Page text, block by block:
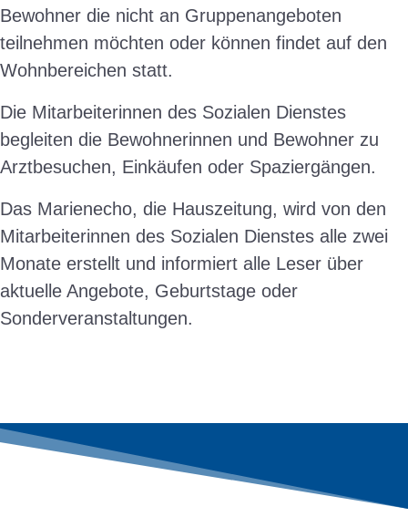
Bewohner die nicht an Gruppenangeboten
teilnehmen möchten oder können findet auf den
Wohnbereichen statt.
Die Mitarbeiterinnen des Sozialen Dienstes
begleiten die Bewohnerinnen und Bewohner zu
Arztbesuchen, Einkäufen oder Spaziergängen.
Das Marienecho, die Hauszeitung, wird von den
Mitarbeiterinnen des Sozialen Dienstes alle zwei
Monate erstellt und informiert alle Leser über
aktuelle Angebote, Geburtstage oder
Sonderveranstaltungen.